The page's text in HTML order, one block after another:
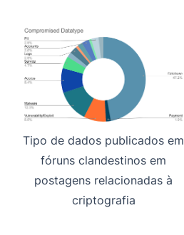
Tipo de dados publicados em
fóruns clandestinos em
postagens relacionadas à
criptografia